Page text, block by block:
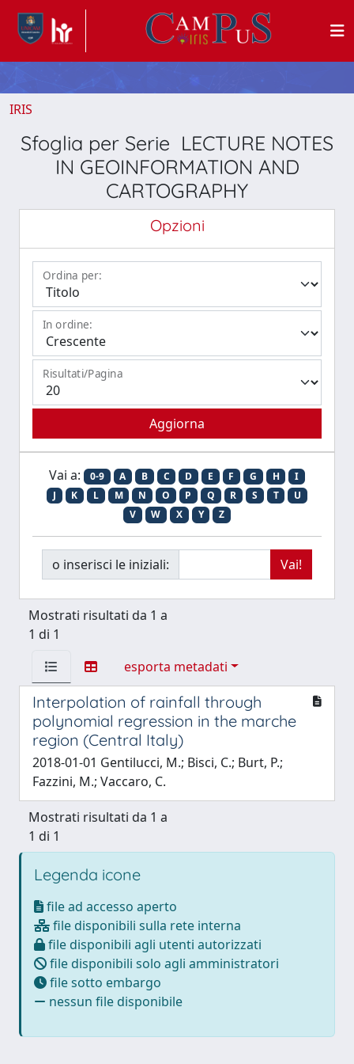
IRIS
Sfoglia per Serie LECTURE NOTES
IN GEOINFORMATION AND
CARTOGRAPHY
Opzioni
Ordina per:
In ordine:
Risultati/Pagina
Vai a: 0-9 A B C D E F G H
I
J
K L M N O P Q R S T
U
V
W X Y Z
o inserisci le iniziali:
Mostrati risultati da 1 a
1 di 1
esporta metadati
Interpolation of rainfall through
polynomial regression in the marche
region (Central Italy)
2018-01-01 Gentilucci, M.; Bisci, C.; Burt, P.;
Fazzini, M.; Vaccaro, C.
Mostrati risultati da 1 a
1 di 1
Legenda icone
file ad accesso aperto
file disponibili sulla rete interna
file disponibili agli utenti autorizzati
file disponibili solo agli amministratori
file sotto embargo
nessun file disponibile